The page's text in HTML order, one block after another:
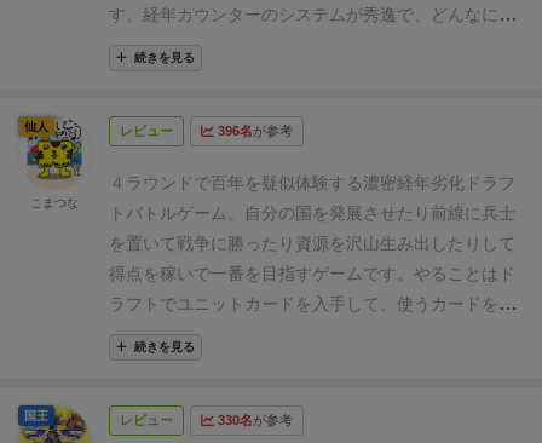
ニットの寿命は２ラウンドですが、経年で退場しない
特徴をうまく活用することもできます。
う組み合わせや、相乗効果を持つ組み合わせが存在し
ます。こうした構想が実現させていくことで爽快感が
確認事項が多く見落としがち 各カードには、特定フェ
ーズで発生する効果が記載されています。カードによ
って効果が発生するフェーズが異なるので、場に出て
いる全カードをよく注意しないとうっかり確認漏れが
あるまま進行することがあります。
カードの効果が若干あいまい
り、しっかり凝視して読解する／調べる等工夫が必
す。 経年カウンターのシステムが秀逸で、どんなに強
いカードでも3ラウンド以上は原則存在できない。
れにより、プレイヤー間の戦力さがラウンドで切り替
ムもよいジレンマを与えてくれる。
好ゲームです。
家族の評価やルール詳細などは下記ブ
ログで。
続きを見る
レビュー 396名が参考
４ラウンドで百年を疑似体験する濃密経年劣化ドラフ
トバトルゲーム。
自分の国を発展させたり前線に兵士
を置いて戦争に勝ったり 資源を沢山生み出したりして
得点を稼いで一番を目指すゲームです。 やることはド
ラフトでユニットカードを入手して、使うカードを選
んでカードの効果を発揮させて、両隣と戦争して、経
年劣化して、建築する。
資源を得たり他のカードにバフやデバフをかけられま
続きを見る
仙人
こまつな
レビュー 330名が参考
国王